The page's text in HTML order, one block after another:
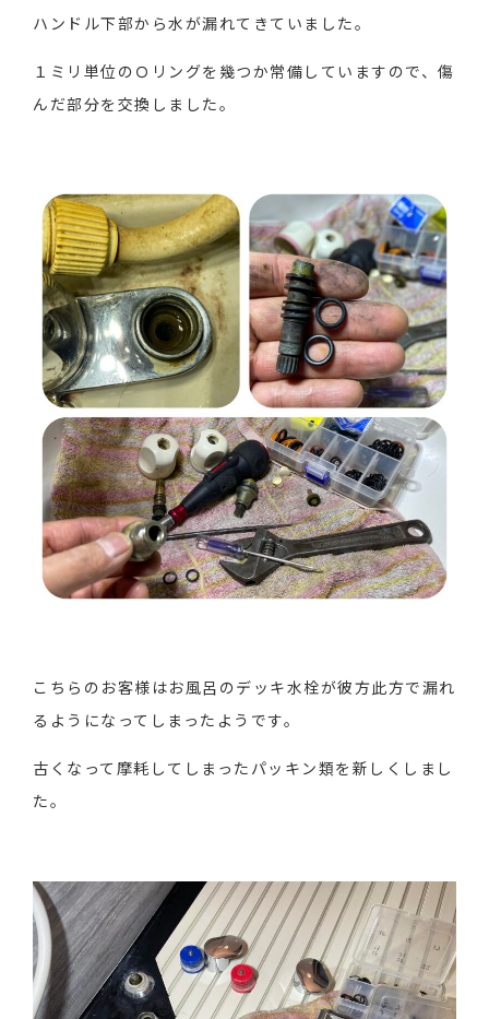
ハンドル下部から水が漏れてきていました。
１ミリ単位のＯリングを幾つか常備していますので、傷
んだ部分を交換しました。
こちらのお客様はお風呂のデッキ水栓が彼方此方で漏れ
るようになってしまったようです。
古くなって摩耗してしまったパッキン類を新しくしまし
た。